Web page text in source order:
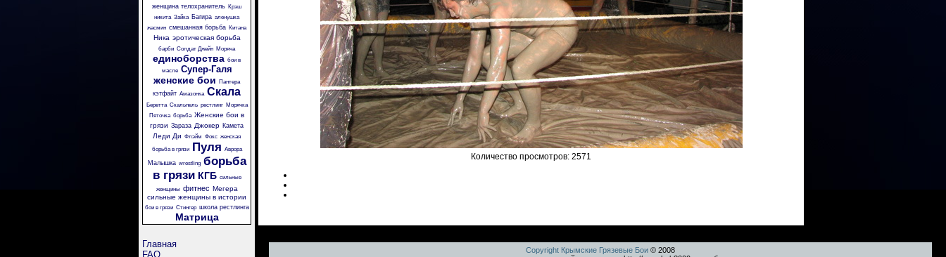
женщина телохранитель Крэш
никита Зайка Багира аленушка
жасмин смешанная борьба Китана
Ника эротическая борьба
барби Солдат Джейн Моряча
единоборства бои в
масле Супер-Галя
женские бои Пантера
кэтфайт Амазонка Скала
Беретта Скальпель рестлинг
Морячка
Пяточка борьба Женские бои в
грязи Зараза Джокер Камета
Леди Ди Флэйм Фокс женская
борьба в грязи
Пуля Аврора
Малышка wrestling борьба
в грязи КГБ сильные
женщины фитнес Мегера
сильные женщины в истории
бои в грязи Стингер школа рестлинга
Матрица
Главная
FAQ
Количество просмотров: 2571
Copyright Крымские Грязевые Бои © 2008